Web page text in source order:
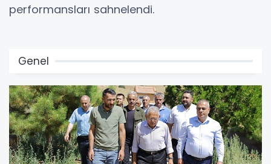
performansları sahnelendi.
Genel